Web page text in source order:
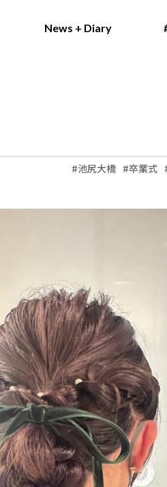
News + Diary
News + Diary
池尻大橋 卒業式